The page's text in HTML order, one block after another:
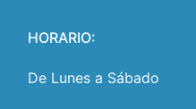
HORARIO:
De Lunes a Sábado